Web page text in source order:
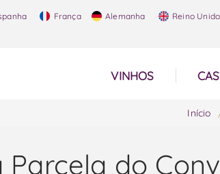
França Alemanha Reino Unido
VINHOS
Início
Parcela do